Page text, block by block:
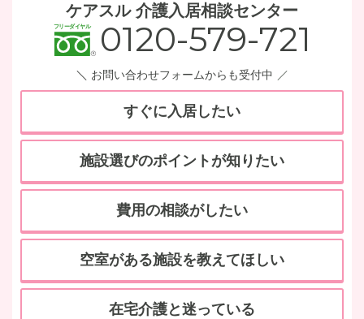
ケアスル 介護入居相談センター
0120-579-721
お問い合わせフォームからも受付中
すぐに入居したい
施設選びのポイントが知りたい
費用の相談がしたい
空室がある施設を教えてほしい
在宅介護と迷っている